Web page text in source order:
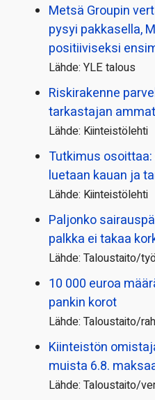
Metsä Groupin
pysyi pakkasella,
positiiviseksi
Lähde: YLE talous
Riskirakenne
tarkastajan
Lähde: Kiinteistölehti
Tutkimus
luetaan kauan ja
Lähde: Kiinteistölehti
Paljonko
palkka ei takaa
Lähde: Taloustaito/
10 000 euroa
pankin korot
Lähde: Taloustaito/
Kiinteistön
muista 6.8.
Lähde: Taloustaito/